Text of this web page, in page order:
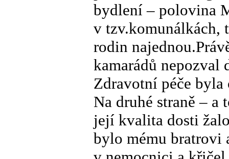
bydlení – polovina
v tzv.komunálkách,
rodin
kamarádů nepozval
Zdravotní péče byla
Na druhé straně – a
její kvalita dosti
bylo mému bratrovi